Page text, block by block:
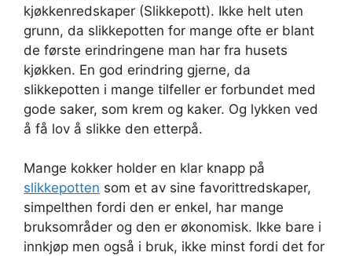
kjøkkenredskaper (Slikkepott). Ikke helt uten
grunn, da slikkepotten for mange ofte er blant
de første erindringene man har fra husets
kjøkken. En god erindring gjerne, da
slikkepotten i mange tilfeller er forbundet med
gode saker, som krem og kaker. Og lykken ved
å få lov å slikke den etterpå.
Mange kokker holder en klar knapp på
slikkepotten som et av sine favorittredskaper,
simpelthen fordi den er enkel, har mange
bruksområder og den er økonomisk. Ikke bare i
innkjøp men også i bruk, ikke minst fordi det for